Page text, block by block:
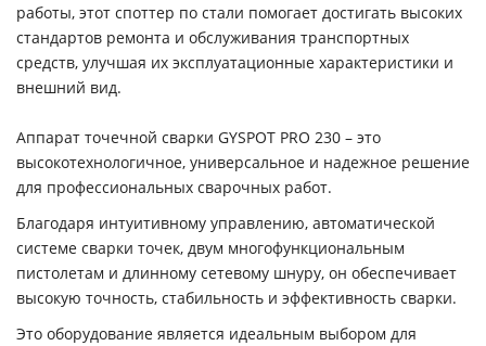
работы, этот споттер по стали помогает достигать высоких
стандартов ремонта и обслуживания транспортных
средств, улучшая их эксплуатационные характеристики и
внешний вид.
Аппарат точечной сварки GYSPOT PRO 230 – это
высокотехнологичное, универсальное и надежное решение
для профессиональных сварочных работ.
Благодаря интуитивному управлению, автоматической
системе сварки точек, двум многофункциональным
пистолетам и длинному сетевому шнуру, он обеспечивает
высокую точность, стабильность и эффективность сварки.
Это оборудование является идеальным выбором для